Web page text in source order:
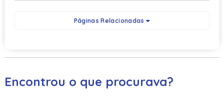
Páginas Relacionadas
Encontrou o que procurava?